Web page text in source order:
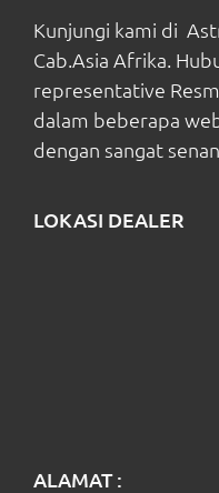
Kunjungi kami di
Cab.Asia Afrika.
representative
dalam beberapa
dengan sangat
LOKASI DEALER
ALAMAT :